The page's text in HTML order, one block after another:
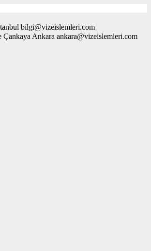
bilgi@vizeislemleri.com
Ankara ankara@vizeislemleri.com